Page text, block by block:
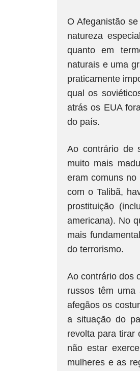
O Afeganistão
natureza
quanto em
naturais e uma
praticamente
qual os
atrás os EUA
do país.
Ao contrário de
muito mais
eram comuns no
com o Talibã,
prostituição
americana). No
mais
do terrorismo.
Ao contrário dos
russos têm uma
afegãos os
a situação do
revolta para tirar
não estar
mulheres e as